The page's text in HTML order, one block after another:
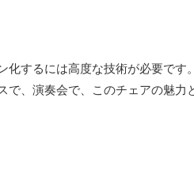
するには高度な技術が必要です
、演奏会で、このチェアの魅力